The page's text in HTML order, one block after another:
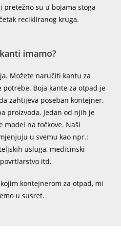
pretežno su u bojama stoga
recikliranog kruga.
imamo?
Možete naručiti kantu za
potrebe. Boja kante za otpad je
zahtijeva poseban kontejner.
proizvoda. Jedan od njih je
model na točkove. Naši
u svemu kao npr.:
usluga, medicinski
itd.
kontejnerom za otpad, mi
u susret.